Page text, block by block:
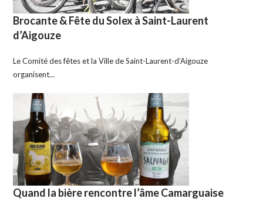
Brocante & Fête du Solex à Saint-Laurent
d’Aigouze
Le Comité des fêtes et la Ville de Saint-Laurent-d’Aigouze
organisent…
Quand la bière rencontre l’âme Camarguaise